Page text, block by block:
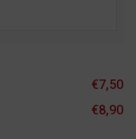
€7,50
€8,90